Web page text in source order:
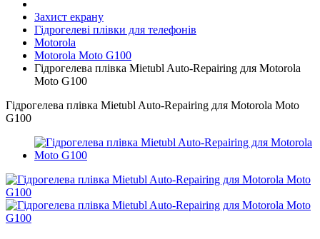
Захист екрану
Гідрогелеві плівки для телефонів
Motorola
Motorola Moto G100
Гідрогелева плівка Mietubl Auto-Repairing для Motorola
Moto G100
Гідрогелева плівка Mietubl Auto-Repairing для Motorola Moto
G100